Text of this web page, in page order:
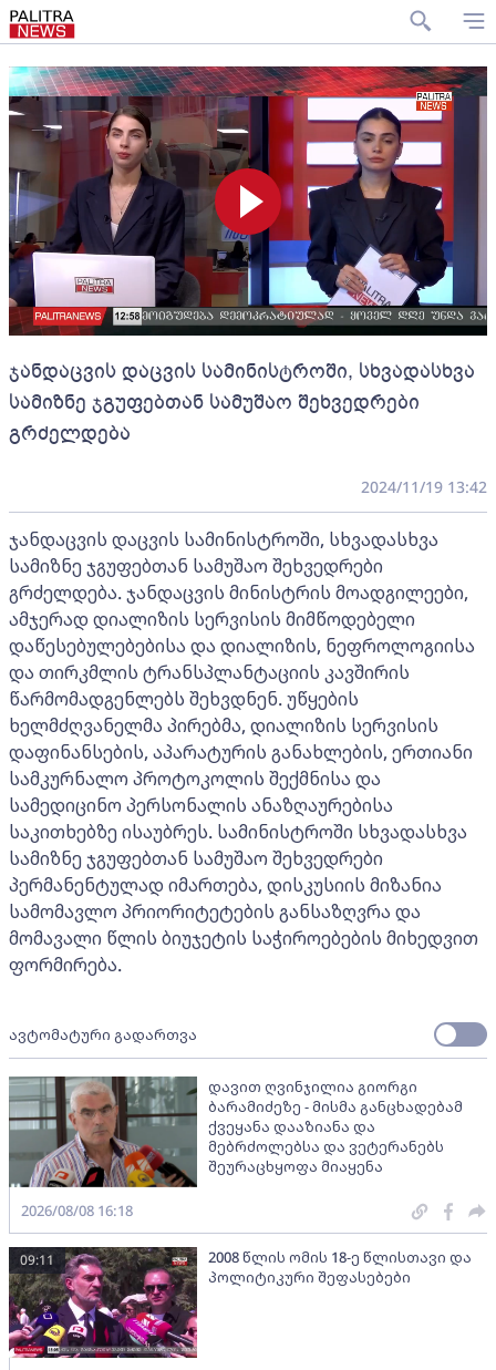
ჯანდაცვის დაცვის სამინისტროში, სხვადასხვა
სამიზნე ჯგუფებთან სამუშაო შეხვედრები
გრძელდება
2024/11/19 13:42
ჯანდაცვის დაცვის სამინისტროში, სხვადასხვა
სამიზნე ჯგუფებთან სამუშაო შეხვედრები
გრძელდება. ჯანდაცვის მინისტრის მოადგილეები,
ამჯერად დიალიზის სერვისის მიმწოდებელი
დაწესებულებებისა და დიალიზის, ნეფროლოგიისა
და თირკმლის ტრანსპლანტაციის კავშირის
წარმომადგენლებს შეხვდნენ. უწყების
ხელმძღვანელმა პირებმა, დიალიზის სერვისის
დაფინანსების, აპარატურის განახლების, ერთიანი
სამკურნალო პროტოკოლის შექმნისა და
სამედიცინო პერსონალის ანაზღაურებისა
საკითხებზე ისაუბრეს. სამინისტროში სხვადასხვა
სამიზნე ჯგუფებთან სამუშაო შეხვედრები
პერმანენტულად იმართება, დისკუსიის მიზანია
სამომავლო პრიორიტეტების განსაზღვრა და
მომავალი წლის ბიუჯეტის საჭიროებების მიხედვით
ფორმირება.
ავტომატური გადართვა
დავით ღვინჯილია გიორგი
ბარამიძეზე - მისმა განცხადებამ
ქვეყანა დააზიანა და
მებრძოლებსა და ვეტერანებს
შეურაცხყოფა მიაყენა
2026/08/08 16:18
2008 წლის ომის 18-ე წლისთავი და
პოლიტიკური შეფასებები
09:11